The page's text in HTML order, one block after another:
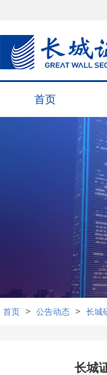
首页
首页 > 公告动态 > 长城
长城